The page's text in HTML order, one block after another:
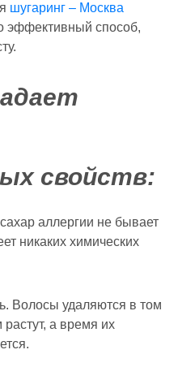
шугаринг – Москва
эффективный способ,
свойств:
аллергии не бывает
никаких химических
Волосы удаляются в том
а время их